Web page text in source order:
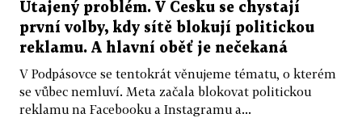
Utajený problém. V Česku se chystají
první volby, kdy sítě blokují politickou
reklamu. A hlavní oběť je nečekaná
V Podpásovce se tentokrát věnujeme tématu, o kterém
se vůbec nemluví. Meta začala blokovat politickou
reklamu na Facebooku a Instagramu a...